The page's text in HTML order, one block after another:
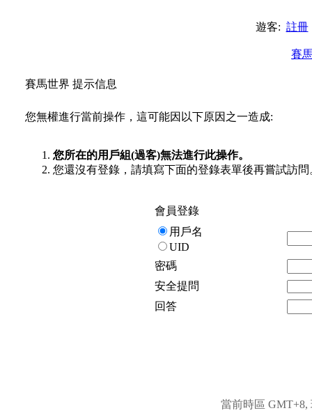
遊客: 註冊
賽
賽馬世界 提示信息
您無權進行當前操作，這可能因以下原因之一造成:
您所在的用戶組(過客)無法進行此操作。
您還沒有登錄，請填寫下面的登錄表單後再嘗試訪問
會員登錄
用戶名
UID
密碼
安全提問
回答
當前時區 GMT+8,